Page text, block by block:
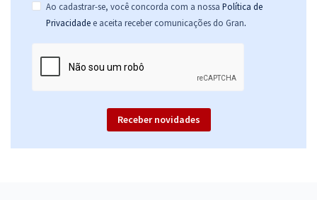
Ao cadastrar-se, você concorda com a nossa Política de
Privacidade e aceita receber comunicações do Gran.
Receber novidades